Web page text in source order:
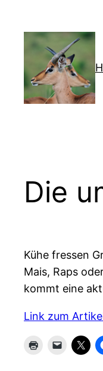
Inhalt
springen
Die
Kühe fressen
Mais, Raps
kommt eine
Link zum